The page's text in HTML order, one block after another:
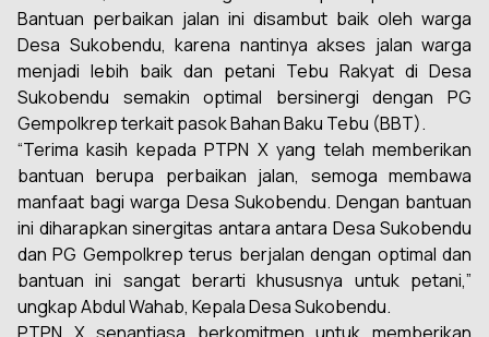
Bantuan perbaikan jalan ini disambut baik oleh warga
Desa Sukobendu, karena nantinya akses jalan warga
menjadi lebih baik dan petani Tebu Rakyat di Desa
Sukobendu semakin optimal bersinergi dengan PG
Gempolkrep terkait pasok Bahan Baku Tebu (BBT).
“Terima kasih kepada PTPN X yang telah memberikan
bantuan berupa perbaikan jalan, semoga membawa
manfaat bagi warga Desa Sukobendu. Dengan bantuan
ini diharapkan sinergitas antara antara Desa Sukobendu
dan PG Gempolkrep terus berjalan dengan optimal dan
bantuan ini sangat berarti khususnya untuk petani,”
ungkap Abdul Wahab, Kepala Desa Sukobendu.